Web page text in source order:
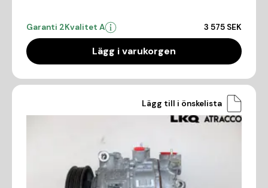
Garanti 2Kvalitet A 3 575 SEK
Lägg i varukorgen
Lägg till i önskelista